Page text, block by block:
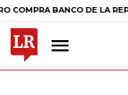
BANCO DE LA REPÚBLICA